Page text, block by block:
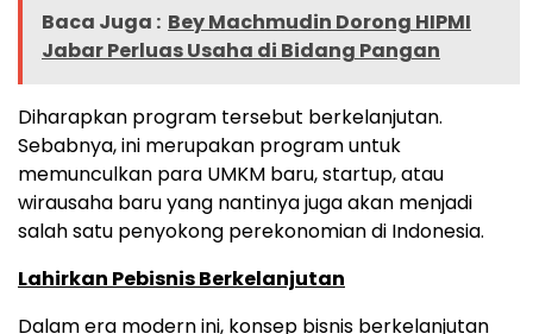
Baca Juga : Bey Machmudin Dorong HIPMI
Jabar Perluas Usaha di Bidang Pangan
Diharapkan program tersebut berkelanjutan.
Sebabnya, ini merupakan program untuk
memunculkan para UMKM baru, startup, atau
wirausaha baru yang nantinya juga akan menjadi
salah satu penyokong perekonomian di Indonesia.
Lahirkan Pebisnis Berkelanjutan
Dalam era modern ini, konsep bisnis berkelanjutan